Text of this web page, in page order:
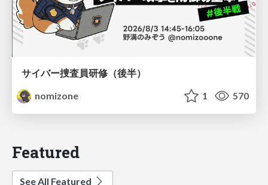
サイバー捜査員研修（後半）
nomizone
1 570
Featured
See All Featured